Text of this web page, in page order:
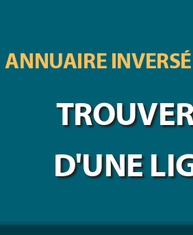
ANNUAIRE
D'UNE